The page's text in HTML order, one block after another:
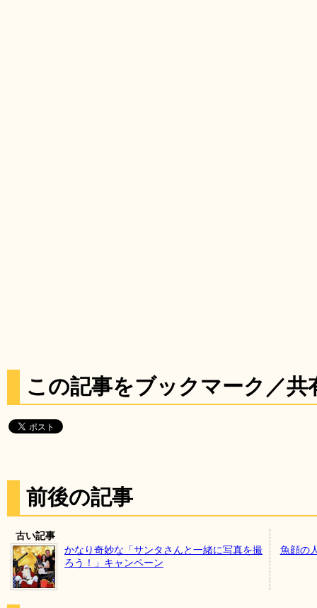
この記事をブックマーク／共
前後の記事
古い記事
かなり奇妙な「サンタさんと一緒に写真を撮
ろう！」キャンペーン
魚顔の